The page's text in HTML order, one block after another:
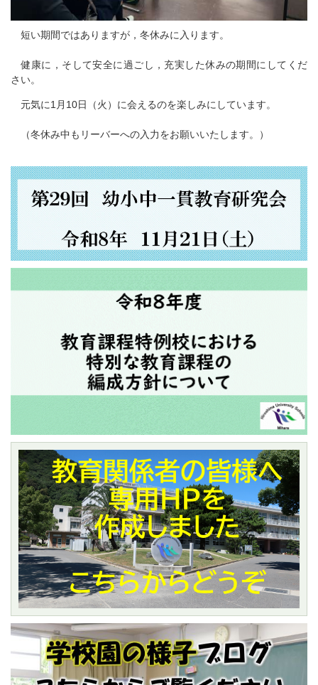
短い期間ではありますが，冬休みに入ります。
健康に，そして安全に過ごし，充実した休みの期間にしてくだ
さい。
元気に1月10日（火）に会えるのを楽しみにしています。
（冬休み中もリーバーへの入力をお願いいたします。）